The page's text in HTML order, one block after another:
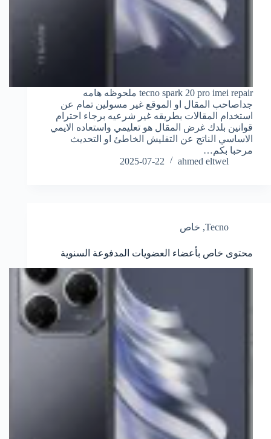
tecno spark 20 pro imei repair ملحوظه هامه
جداصاحب المقال او الموقع غير مسولين تمام عن
استخدام المقالات بطريقه غير شرعيه برجاء احترام
قوانين بلدك غرض المقال هو تعليمي واستعاده الايمي
الاساسي الناتج عن التفليش الخاطئ او التحديث
مرحبا بكم…
ahmed eltwel
2025-07-22
Tecno
, خاص
محتوى خاص بأعضاء العضويات المدفوعة السنوية